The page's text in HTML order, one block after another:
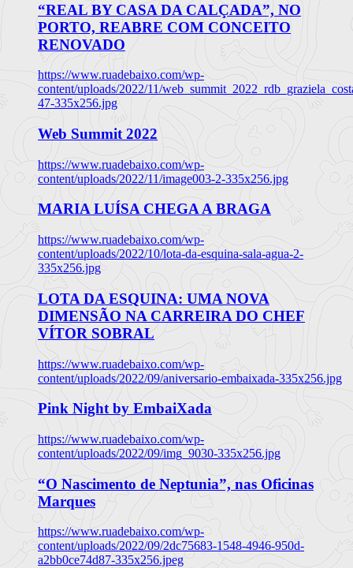
“REAL BY CASA DA CALÇADA”, NO
PORTO, REABRE COM CONCEITO
RENOVADO
https://www.ruadebaixo.com/wp-
content/uploads/2022/11/
47-335x256.jpg
Web Summit 2022
https://www.ruadebaixo.com/wp-
content/uploads/2022/11/image003-2-335x256.jpg
MARIA LUÍSA CHEGA A BRAGA
https://www.ruadebaixo.com/wp-
content/uploads/2022/10/lota-da-esquina-sala-agua-2-
335x256.jpg
LOTA DA ESQUINA: UMA NOVA
DIMENSÃO NA CARREIRA DO CHEF
VÍTOR SOBRAL
https://www.ruadebaixo.com/wp-
content/uploads/2022/09/aniversario-embaixada-335x256.jpg
Pink Night by EmbaiXada
https://www.ruadebaixo.com/wp-
content/uploads/2022/09/img_9030-335x256.jpg
“O Nascimento de Neptunia”, nas Oficinas
Marques
https://www.ruadebaixo.com/wp-
content/uploads/2022/09/2dc75683-1548-4946-950d-
a2bb0ce74d87-335x256.jpeg